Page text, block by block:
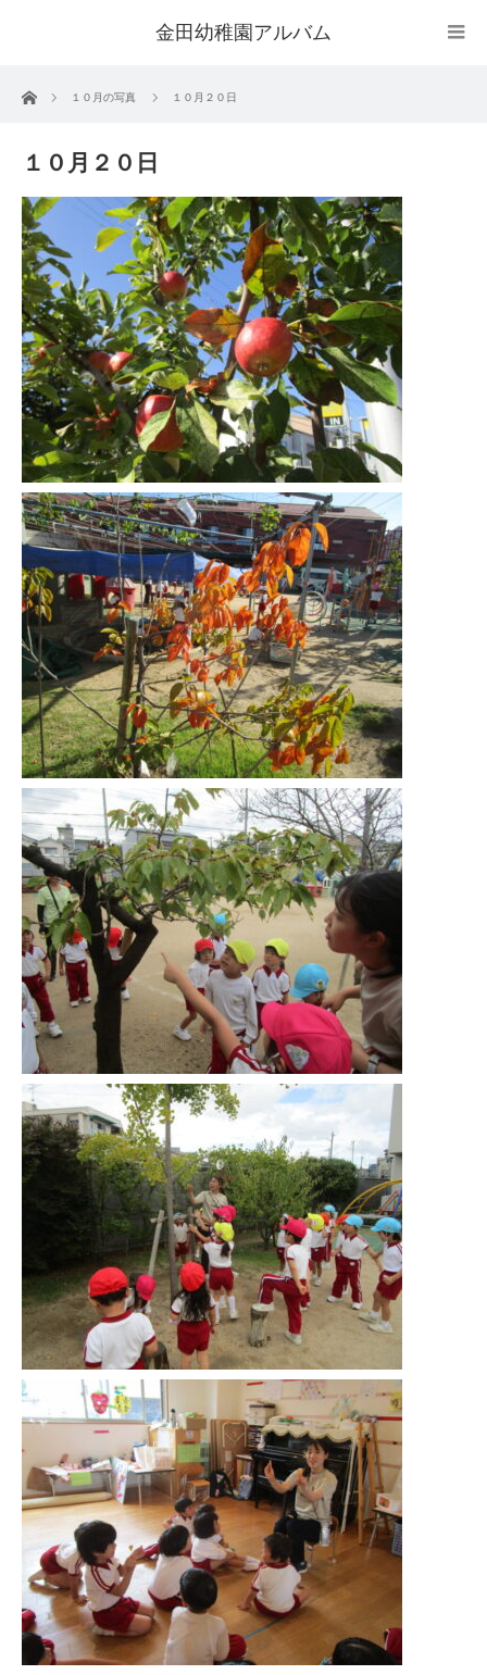
金田幼稚園アルバム
ホーム １０月の写真 １０月２０日
１０月２０日